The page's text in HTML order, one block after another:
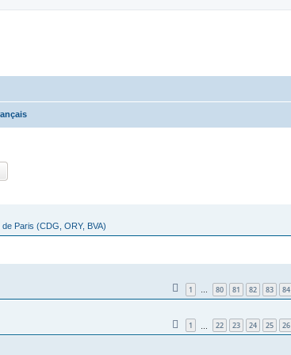
Paris (CDG, ORY, BVA)
1 … 80 81 82 83 84
1 22 23 24 25 26